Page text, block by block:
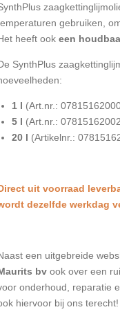
gebruiken,
heeft ook een
SynthPlus
1 l (Art.nr.:
5 l (Art.nr.:
20 l (Artikelnr.:
uit voorraad
dezelfde werkdag
een uitgebreide
bv ook over een
onderhoud, reparatie
hiervoor bij ons